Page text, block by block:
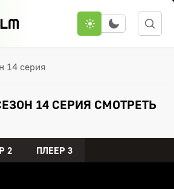
14 серия
14 СЕРИЯ СМОТРЕТЬ
2 ПЛЕЕР 3